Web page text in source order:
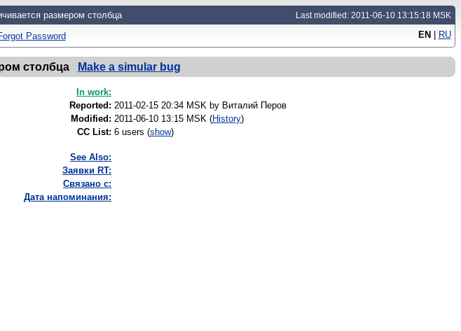
размером столбца Last modified: 2011-06-10 13:15:18 MSK
EN | RU
Password
столбца Make a simular bug
In work:
Reported: 2011-02-15 20:34 MSK by Виталий Перов
Modified: 2011-06-10 13:15 MSK (History)
CC List: 6 users (show)
See Also:
Заявки RT:
Связано с:
Дата напоминания: